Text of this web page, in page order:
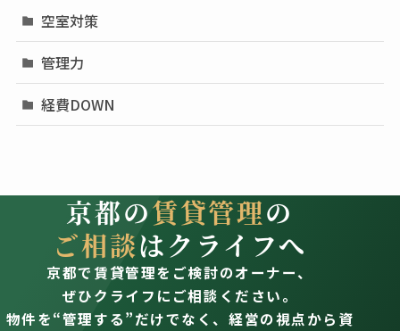
空室対策
管理力
経費DOWN
京都の賃貸管理の
ご相談はクライフへ
京都で賃貸管理をご検討のオーナー、
ぜひクライフにご相談ください。
物件を“管理する”だけでなく、経営の視点から資